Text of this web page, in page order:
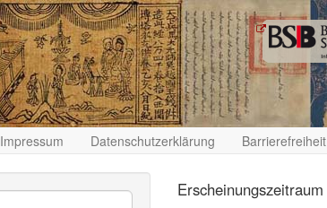
Impressum Datenschutzerklärung Barrierefreiheit
Erscheinungszeitraum